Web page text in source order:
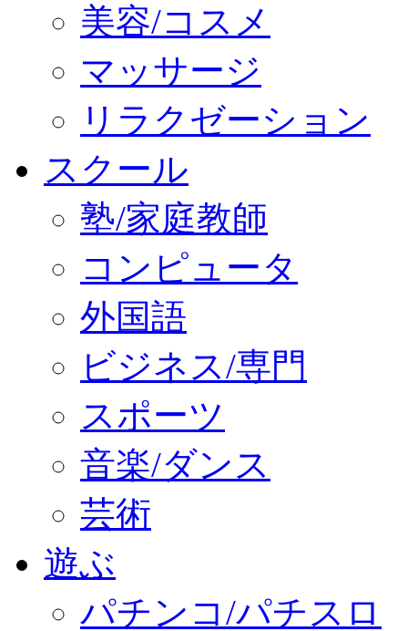
美容/コスメ
マッサージ
リラクゼーション
スクール
塾/家庭教師
コンピュータ
外国語
ビジネス/専門
スポーツ
音楽/ダンス
芸術
遊ぶ
パチンコ/パチスロ